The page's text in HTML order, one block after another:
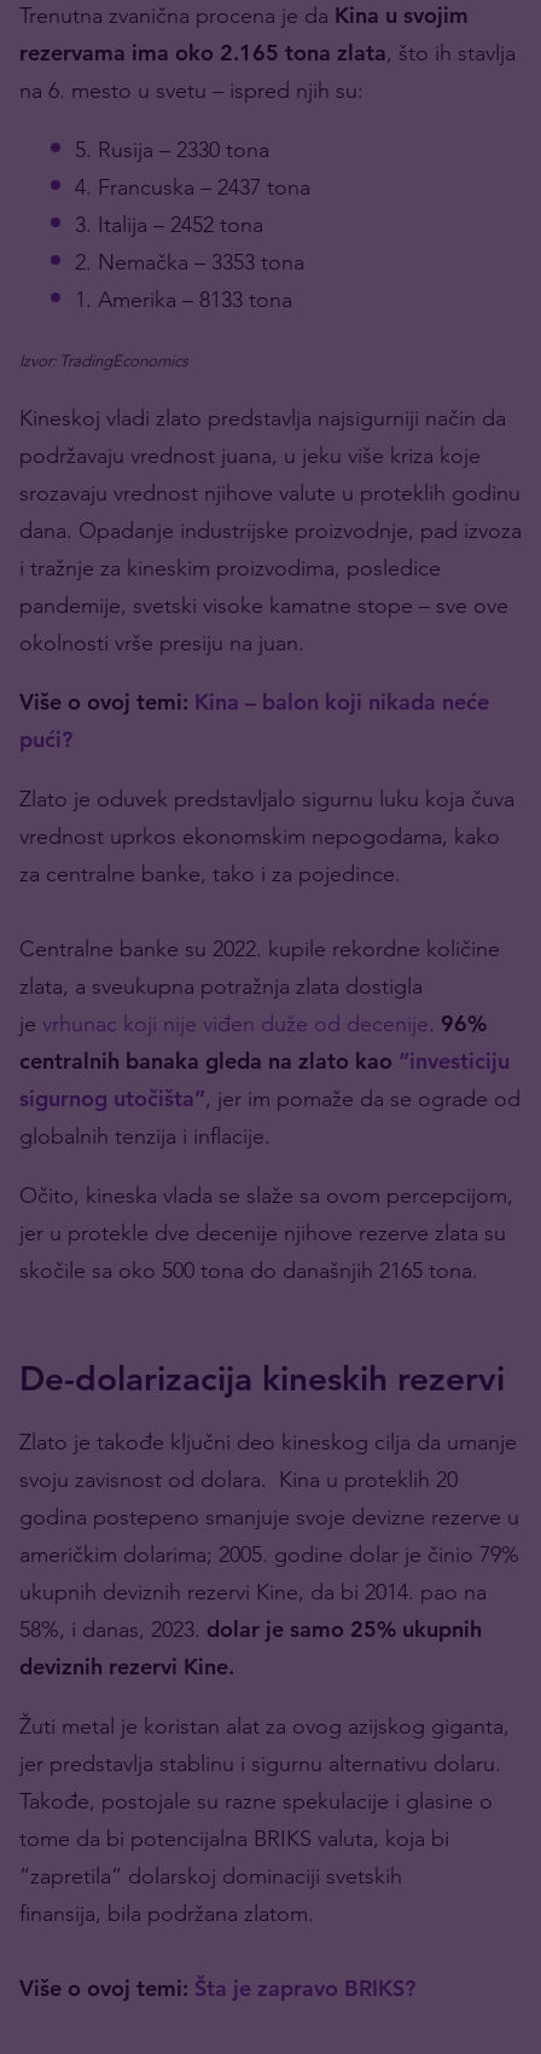
Trenutna zvanična procena je da Kina u svojim
rezervama ima oko 2.165 tona zlata, što ih stavlja
na 6. mesto u svetu – ispred njih su:
5. Rusija – 2330 tona
4. Francuska – 2437 tona
3. Italija – 2452 tona
2. Nemačka – 3353 tona
1. Amerika – 8133 tona
Izvor: TradingEconomics
Kineskoj vladi zlato predstavlja najsigurniji način da
podržavaju vrednost juana, u jeku više kriza koje
srozavaju vrednost njihove valute u proteklih godinu
dana. Opadanje industrijske proizvodnje, pad izvoza
i tražnje za kineskim proizvodima, posledice
pandemije, svetski visoke kamatne stope – sve ove
okolnosti vrše presiju na juan.
Više o ovoj temi: Kina – balon koji nikada neće
pući?
Zlato je oduvek predstavljalo sigurnu luku koja čuva
vrednost uprkos ekonomskim nepogodama, kako
za centralne banke, tako i za pojedince.
Centralne banke su 2022. kupile rekordne količine
zlata, a sveukupna potražnja zlata dostigla
je vrhunac koji nije viđen duže od decenije. 96%
centralnih banaka gleda na zlato kao “investiciju
sigurnog utočišta”, jer im pomaže da se ograde od
globalnih tenzija i inflacije.
Očito, kineska vlada se slaže sa ovom percepcijom,
jer u protekle dve decenije njihove rezerve zlata su
skočile sa oko 500 tona do današnjih 2165 tona.
De-dolarizacija kineskih rezervi
Zlato je takođe ključni deo kineskog cilja da umanje
svoju zavisnost od dolara. Kina u proteklih 20
godina postepeno smanjuje svoje devizne rezerve u
američkim dolarima; 2005. godine dolar je činio 79%
ukupnih deviznih rezervi Kine, da bi 2014. pao na
58%, i danas, 2023. dolar je samo 25% ukupnih
deviznih rezervi Kine.
Žuti metal je koristan alat za ovog azijskog giganta,
jer predstavlja stablinu i sigurnu alternativu dolaru.
Takođe, postojale su razne spekulacije i glasine o
tome da bi potencijalna BRIKS valuta, koja bi
“zapretila” dolarskoj dominaciji svetskih
finansija, bila podržana zlatom.
Više o ovoj temi: Šta je zapravo BRIKS?